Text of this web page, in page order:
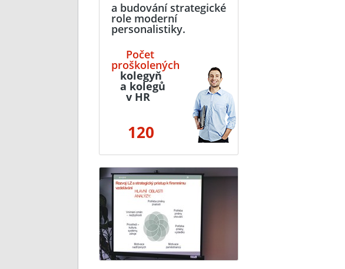
a budování strategické
role moderní
personalistiky.
Počet
proškolených
kolegyň
a kolegů
v HR
120